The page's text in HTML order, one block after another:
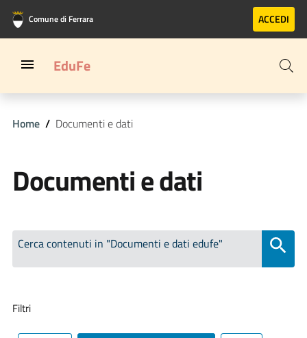
Vai al contenuto principale
Vai al footer
Comune di Ferrara ACCEDI
EduFe
Home Documenti e dati
Documenti e dati
Cerca contenuti in "Documenti e dati edufe"
Filtri